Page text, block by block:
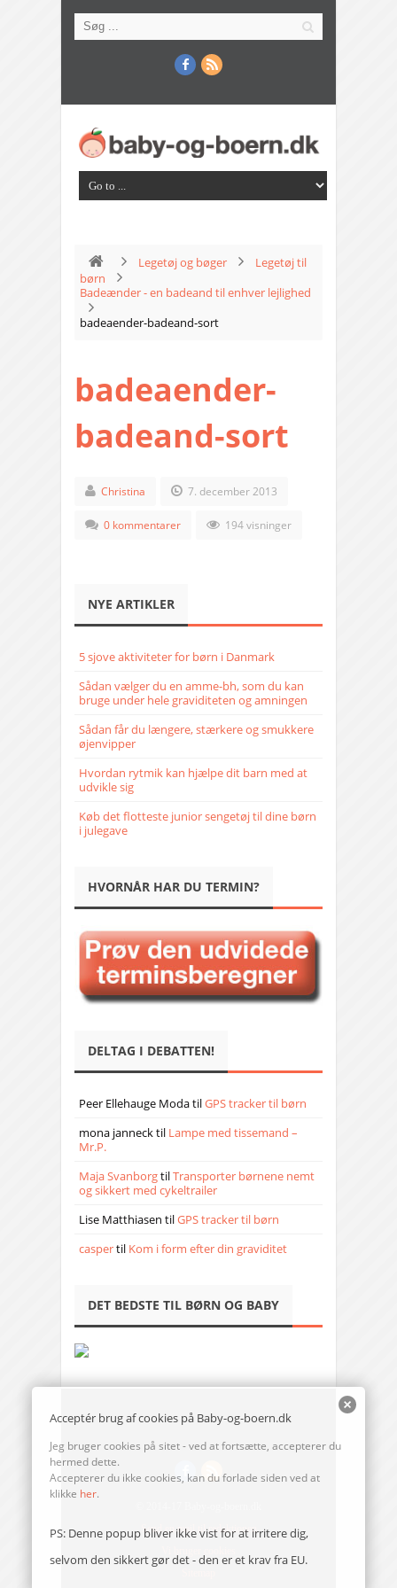
Legetøj og bøger
Legetøj til
børn
Badeænder - en badeand til enhver lejlighed
badeaender-badeand-sort
badeaender-
badeand-sort
Christina 7. december 2013
0 kommentarer 194 visninger
NYE ARTIKLER
5 sjove aktiviteter for børn i Danmark
Sådan vælger du en amme-bh, som du kan
bruge under hele graviditeten og amningen
Sådan får du længere, stærkere og smukkere
øjenvipper
Hvordan rytmik kan hjælpe dit barn med at
udvikle sig
Køb det flotteste junior sengetøj til dine børn
i julegave
HVORNÅR HAR DU TERMIN?
DELTAG I DEBATTEN!
Peer Ellehauge ModatilGPS tracker til børn
mona jannecktil Lampe med tissemand –
Mr.P.
Maja SvanborgtilTransporter børnene nemt
og sikkert med cykeltrailer
Lise Matthiasen tilGPS tracker til børn
caspertil Kom i form efter din graviditet
DET BEDSTE TIL BØRN OG BABY
Send en mail til redaktionen
Acceptér brug af cookies på Baby-og-boern.dk
Jeg bruger cookies på sitet - ved at fortsætte, accepterer du
hermed dette.
Accepterer du ikke cookies, kan du forlade siden ved at
klikke her.
PS: Denne popup bliver ikke vist for at irritere dig,
selvom den sikkert gør det - den er et krav fra EU.